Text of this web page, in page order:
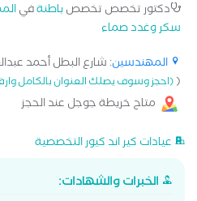
دكتور تخصص تخصصباطنةفي
سكر وغدد صماء
المهندسين: شارع البطل أحمد
((احجز وسوف يصلك العنوان بالكامل
متاح خريطة جوجل عند الحجز
عيادات كير اند كيور التخصصية
الخبرات والشهادات: